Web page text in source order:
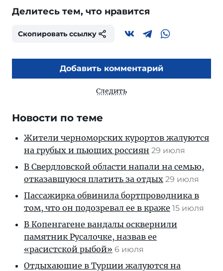
Делитесь тем, что нравится
Скопировать ссылку
Добавить комментарий
Следить
Новости по теме
Жители черноморских курортов жалуются
на грубых и пьющих россиян 29 июля
В Свердловской области напали на семью,
отказавшуюся платить за отдых 29 июля
Пассажирка обвинила бортпроводника в
том, что он подозревал ее в краже 15 июля
В Копенгагене вандалы осквернили
памятник Русалочке, назвав ее
«расистской рыбой» 6 июля
Отдыхающие в Турции жалуются на